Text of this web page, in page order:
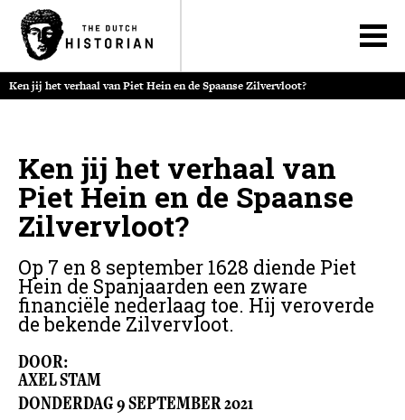
Ken jij het verhaal van Piet Hein en de Spaanse Zilvervloot?
Ken jij het verhaal van
Piet Hein en de Spaanse
Zilvervloot?
Op 7 en 8 september 1628 diende Piet
Hein de Spanjaarden een zware
financiële nederlaag toe. Hij veroverde
de bekende Zilvervloot.
DOOR:
AXEL STAM
DONDERDAG9SEPTEMBER2021